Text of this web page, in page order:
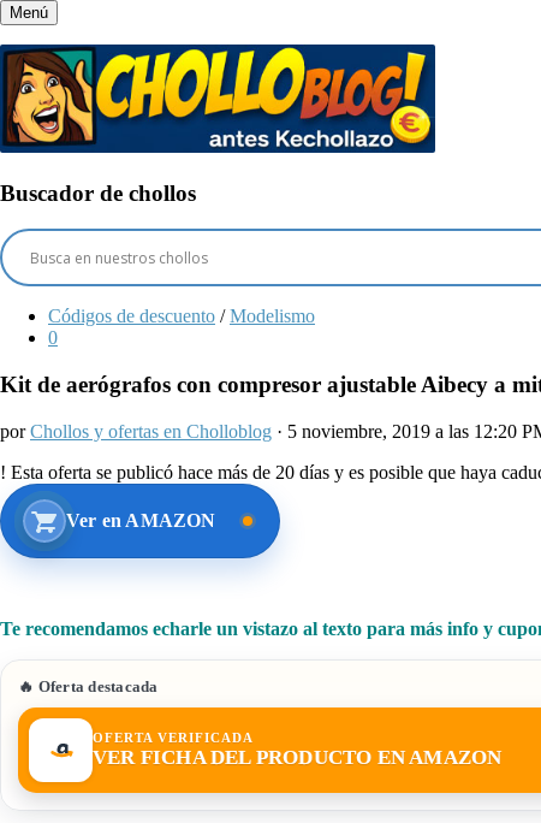
Menú
Buscador de chollos
Códigos de descuento / Modelismo
0
Kit de aerógrafos con compresor ajustable Aibecy a
porChollos y ofertas en Cholloblog · 5 noviembre, 2019 a las 12:20
! Esta oferta se publicó hace más de 20 días y es posible que haya
Ver en AMAZON
Te recomendamos echarle un vistazo al texto para más info y
🔥 Oferta destacada
OFERTA VERIFICADA
VER FICHA DEL PRODUCTO EN AMAZON